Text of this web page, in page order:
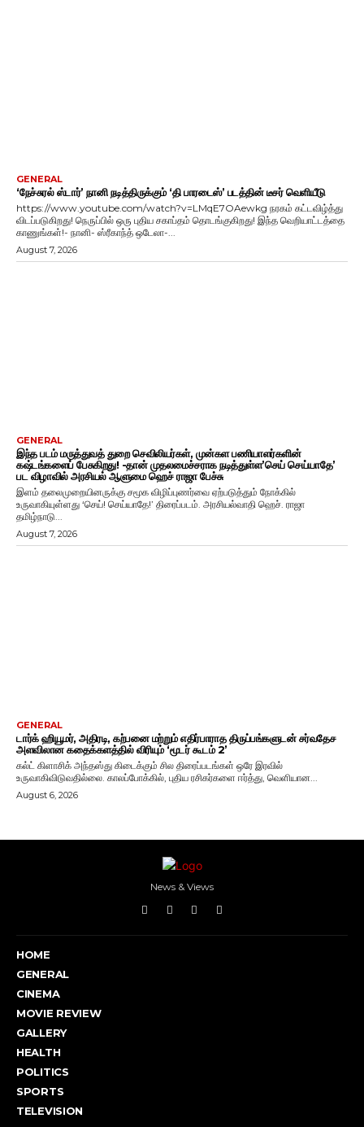
GENERAL
‘நேச்சுரல் ஸ்டார்’ நானி நடித்திருக்கும் ‘தி பாரடைஸ்’ படத்தின் டீசர் வெளியீடு
https://www.youtube.com/watch?v=LMqE7OAewkg நரகம் கட்டவிழ்த்து
விடப்படுகிறது! நெருப்பில் ஒரு புதிய சகாப்தம் தொடங்குகிறது! இந்த வெறியாட்டத்தை
காணுங்கள்!- நானி- ஸ்ரீகாந்த் ஒடேலா-...
August 7, 2026
GENERAL
இந்த படம் மருத்துவத் துறை செவிலியர்கள், முன்கள பணியாளர்களின்
கஷ்டங்களைப் பேசுகிறது! -தான் முதலமைச்சராக நடித்துள்ள’செய் செய்யாதே’
பட விழாவில் அரசியல் ஆளுமை ஹெச் ராஜா பேச்சு
இளம் தலைமுறையினருக்கு சமூக விழிப்புணர்வை ஏற்படுத்தும் நோக்கில்
உருவாகியுள்ளது ‘செய்! செய்யாதே!’ திரைப்படம். அரசியல்வாதி ஹெச். ராஜா
தமிழ்நாடு...
August 7, 2026
GENERAL
டார்க் ஹியூமர், அதிரடி, கற்பனை மற்றும் எதிர்பாராத திருப்பங்களுடன் சர்வதேச
அளவிலான கதைக்களத்தில் விரியும் ‘மூடர் கூடம் 2’
கல்ட் கிளாசிக் அந்தஸ்து கிடைக்கும் சில திரைப்படங்கள் ஒரே இரவில்
உருவாகிவிடுவதில்லை. காலப்போக்கில், புதிய ரசிகர்களை ஈர்த்து, வெளியான...
August 6, 2026
News & Views
HOME
GENERAL
CINEMA
MOVIE REVIEW
GALLERY
HEALTH
POLITICS
SPORTS
TELEVISION